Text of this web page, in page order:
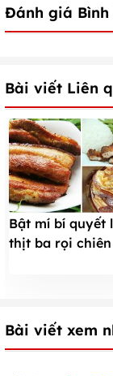
Đánh giá Bình
Bài viết Liên
Bật mí bí quyết
thịt ba rọi
Bài viết xem